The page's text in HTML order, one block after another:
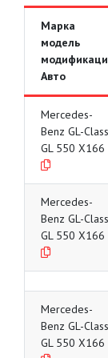
Марка
модель
Авто
Mercedes-
Benz GL-Class
GL 550 X166
Mercedes-
Benz GL-Class
GL 550 X166
Mercedes-
Benz GL-Class
GL 550 X166